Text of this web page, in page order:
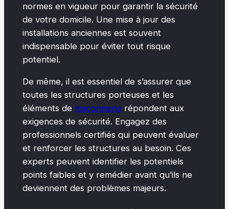
normes en vigueur pour garantir la sécurité
de votre domicile. Une mise à jour des
installations anciennes est souvent
indispensable pour éviter tout risque
potentiel.
De même, il est essentiel de s’assurer que
toutes les structures porteuses et les
éléments de maçonnerie répondent aux
exigences de sécurité. Engagez des
professionnels certifiés qui peuvent évaluer
et renforcer les structures au besoin. Ces
experts peuvent identifier les potentiels
points faibles et y remédier avant qu’ils ne
deviennent des problèmes majeurs.